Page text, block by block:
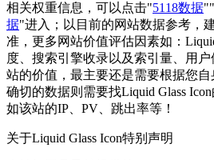
相关权重信息，可以点击"5118数据""
据"进入；以目前的网站数据参考，
准，更多网站价值评估因素如：
度、搜索引擎收录以及索引量、用
站的价值，最主要还是需要根据您
确切的数据则需要找Liquid Glass
如该站的IP、PV、跳出率等！
关于Liquid Glass Icon特别声明